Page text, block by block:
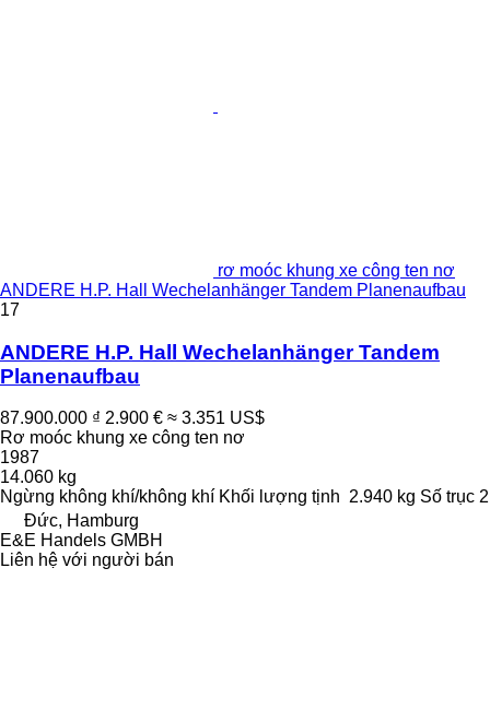
rơ moóc khung xe công ten nơ
ANDERE H.P. Hall Wechelanhänger Tandem Planenaufbau
17
ANDERE H.P. Hall Wechelanhänger Tandem
Planenaufbau
87.900.000 ₫ 2.900 € ≈ 3.351 US$
Rơ moóc khung xe công ten nơ
1987
14.060 kg
Ngừng không khí/không khí Khối lượng tịnh 2.940 kg Số trục 2
Đức, Hamburg
E&E Handels GMBH
Liên hệ với người bán